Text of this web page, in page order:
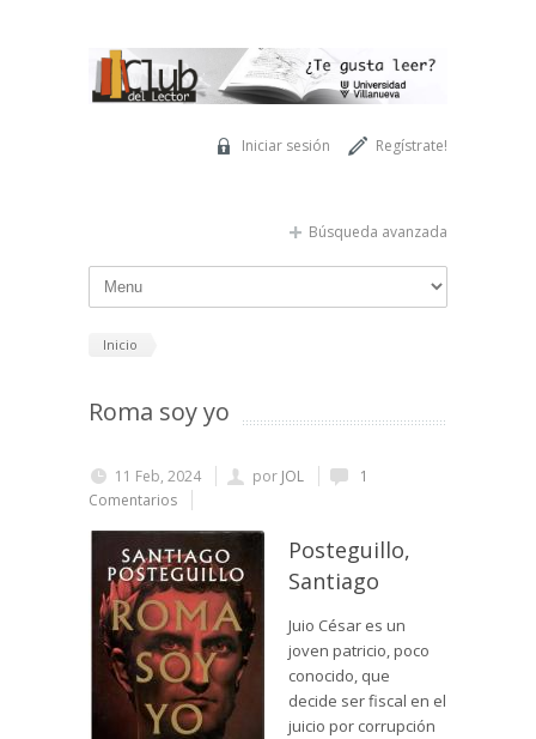
Regístrate!
Iniciar sesión
Búsqueda avanzada
Inicio
Roma soy yo
11 Feb, 2024 por JOL
1
Comentarios
Posteguillo,
Santiago
Juio César es un
joven patricio, poco
conocido, que
decide ser fiscal en el
juicio por corrupción